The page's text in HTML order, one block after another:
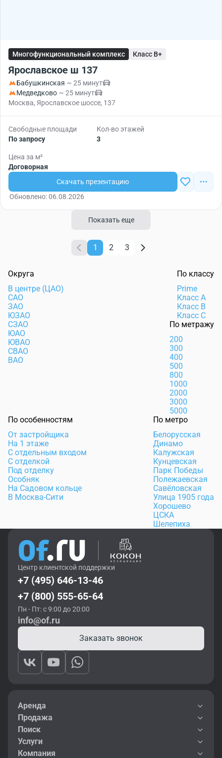
Многофункциональный комплекс Класс B+
Ярославское ш 137
Бабушкинская ~ 25 минут
Медведково ~ 25 минут
Москва, Ярославское шоссе, 137
Свободные площади
По запросу
Кол-во этажей
3
Цена за м²
Договорная
Скачать презентацию
Обновлено: 06.08.2026
Показать еще
1 2 3
Округа
В центре (ЦАО)
САО
ЗАО
ЮЗАО
СЗАО
ЮАО
ЮВАО
СВАО
ВАО
По классу
Prime
Класс А
Класс В
Класс С
По метражу
200
300
400
500
800
1000
2000
3000
5000
По особенностям
От застройщика
На 1 этаже
С отдельным входом
С отделкой
Под отделку
Особняк
На Садовом кольце
В Москва-Сити
По метро
Белорусская
Динамо
Калужская
Кунцевская
Парк Победы
Полежаевская
Савёловская
Улица 1905 года
Хорошево
ЦСКА
Шелепиха
Центр клиентской поддержки
+7 (495) 646-13-46
+7 (800) 555-65-64
Пн - Пт: с 9:00 до 20:00
info@of.ru
Заказать звонок
Аренда
Продажа
Поиск
Услуги
Компания